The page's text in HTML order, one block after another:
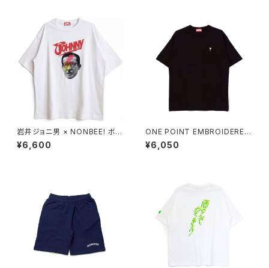
岩井ジョニ男 × NONBEE! ボウ
イ風 COLLAB TEE white/re
d
¥6,600
ONE POINT EMBROIDERED
¥6,050